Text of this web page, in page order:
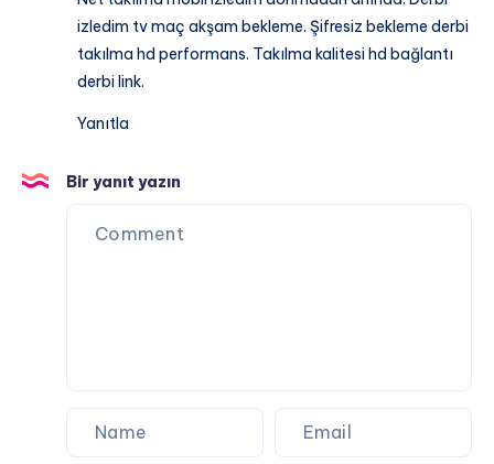
Derbi
Keyfi
izledim tv maç akşam bekleme. Şifresiz bekleme derbi
takılma hd performans. Takılma kalitesi hd bağlantı
derbi link.
Yanıtla
Bir yanıt yazın